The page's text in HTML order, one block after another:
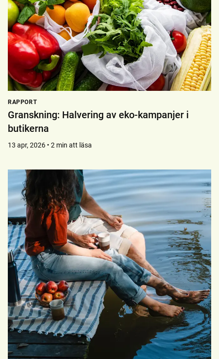
RAPPORT
Granskning: Halvering av eko-kampanjer i
butikerna
13 apr, 2026 • 2 min att läsa